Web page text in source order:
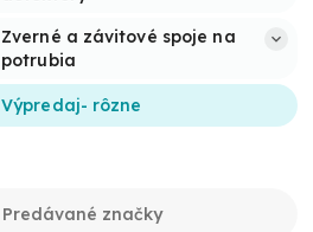
Zverné a závitové spoje na
potrubia
Výpredaj- rôzne
Predávané značky